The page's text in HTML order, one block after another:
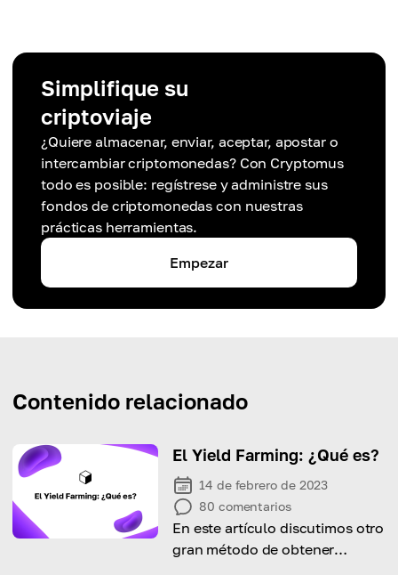
Simplifique su
criptoviaje
¿Quiere almacenar, enviar, aceptar, apostar o
intercambiar criptomonedas? Con Cryptomus
todo es posible: regístrese y administre sus
fondos de criptomonedas con nuestras
prácticas herramientas.
Empezar
Contenido relacionado
El Yield Farming: ¿Qué es?
14 de febrero de 2023
80 comentarios
En este artículo discutimos otro
gran método de obtener